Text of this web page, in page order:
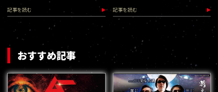
記事を読む 記事を読む
おすすめ記事